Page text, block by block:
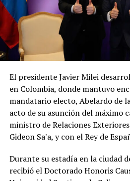
El presidente Javier Milei
en Colombia, donde mantuvo
mandatario electo, Abelardo de
acto de su asunción del máximo
ministro de Relaciones
Gideon Sa'a, y con el Rey de
Durante su estadía en la ciudad
recibió el Doctorado Honoris